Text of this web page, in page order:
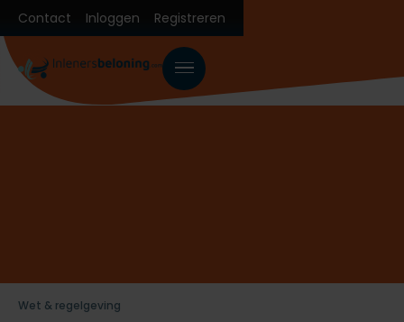
Contact Inloggen Registreren
Wet & regelgeving